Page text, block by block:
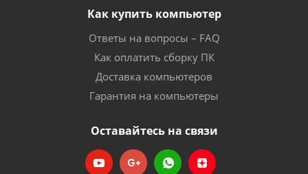
Как купить компьютер
Ответы на вопросы – FAQ
Как оплатить сборку ПК
Доставка компьютеров
Гарантия на компьютеры
Оставайтесь на связи